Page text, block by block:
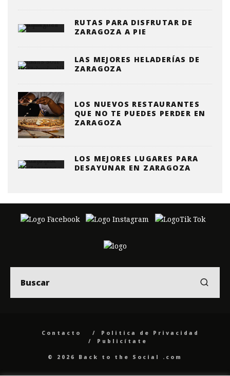
RUTAS PARA DISFRUTAR DE
ZARAGOZA A PIE
LAS MEJORES HELADERÍAS DE
ZARAGOZA
LOS NUEVOS RESTAURANTES
QUE NO TE PUEDES PERDER EN
ZARAGOZA
LOS MEJORES LUGARES PARA
DESAYUNAR EN ZARAGOZA
Contacto
Politica de Privacidad
Publicítate
© 2026 Back to the Social .com